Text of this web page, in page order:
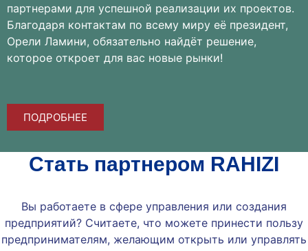
партнерами для успешной реализации их проектов.
Благодаря контактам по всему миру её президент,
Орели Ламини, обязательно найдёт решение,
которое откроет для вас новые рынки!
ПОДРОБНЕЕ
Стать партнером RAHIZI
Вы работаете в сфере управления или создания
предприятий? Считаете, что можете принести пользу
предпринимателям, желающим открыть или управлять